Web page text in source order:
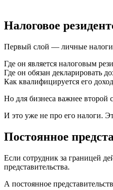
Налоговое
Первый слой — личные налоги
Где он является налоговым
Где он обязан декларировать
Как квалифицируется его
Но для бизнеса важнее второй
И это уже не про его налоги.
Постоянное
Если сотрудник за границей
представительства.
А постоянное